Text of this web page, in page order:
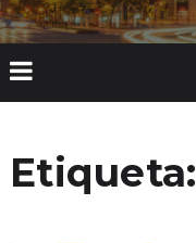
Etiqueta: